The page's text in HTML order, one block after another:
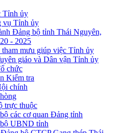
Tỉnh ủy
vụ Tỉnh ủy
Đảng bộ tỉnh Thái Nguyên,
- 2025
tham mưu giúp việc Tỉnh ủy
giáo và Dân vận Tỉnh ủy
chức
Kiểm tra
chính
trực thuộc
các cơ quan Đảng tỉnh
UBND tỉnh